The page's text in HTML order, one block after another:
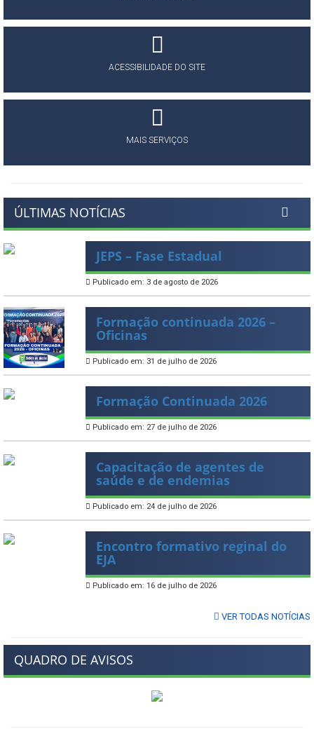
ACESSIBILIDADE DO SITE
MAIS SERVIÇOS
ÚLTIMAS NOTÍCIAS
JEPS – Fase Estadual
Publicado em: 3 de agosto de 2026
Formação continuada 2026 –
Oficinas
Publicado em: 31 de julho de 2026
Formação Continuada 2026
Publicado em: 27 de julho de 2026
Capacitação de agentes de
saúde e de endemias
Publicado em: 24 de julho de 2026
Encontro formativo reginal do
EJA
Publicado em: 16 de julho de 2026
VER TODAS NOTÍCIAS
QUADRO DE AVISOS